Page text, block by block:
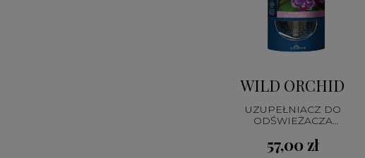
WILD ORCHID
UZUPEŁNIACZ DO
ODŚWIEŻACZA
57,00 zł